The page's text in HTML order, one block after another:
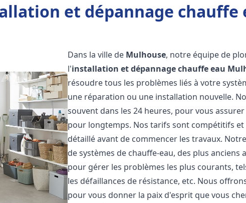
et dépannage chauffe
Dans la ville de Mulhouse, notre équipe de
l'installation et dépannage chauffe eau
résoudre tous les problèmes liés à votre
une réparation ou une installation nouvelle.
souvent dans les 24 heures, pour vous
pour longtemps. Nos tarifs sont compétitifs
détaillé avant de commencer les travaux.
de systèmes de chauffe-eau, des plus
pour gérer les problèmes les plus courants,
les défaillances de résistance, etc. Nous
pour vous donner la paix d'esprit que vous